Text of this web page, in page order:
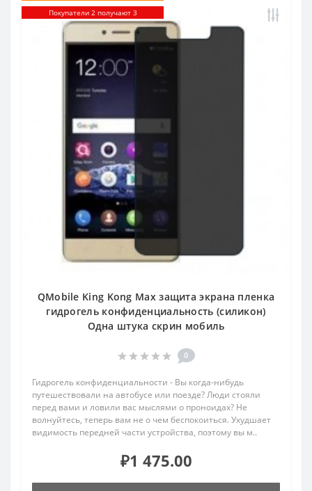
Покупатели 2 получают 3
QMobile King Kong Max защита экрана пленка
гидрогель конфиденциальность (силикон)
Одна штука скрин мобиль
0
Гидрогель конфиденциальности - Вы когда-нибудь
путешествовали на автобусе или поезде? Люди стояли
перед вами и ловили вас мыслями о проноидах? Не
волнуйтесь, теперь вам не о чем беспокоиться. Ухудшает
видимость передней части устройства, поэтому вы м..
₽1 475.00